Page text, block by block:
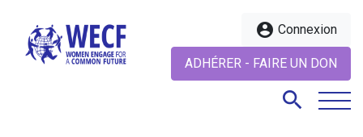
account_circle Connexion
ADHÉRER - FAIRE UN DON
search